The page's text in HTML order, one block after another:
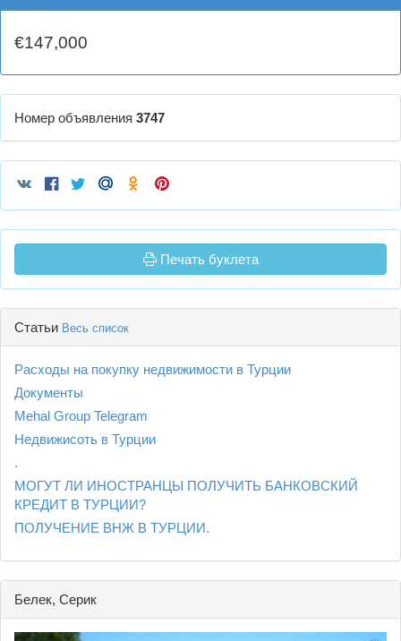
€147,000
Номер объявления 3747
Печать буклета
Статьи Весь список
Расходы на покупку недвижимости в Турции
Документы
Mehal Group Telegram
Недвижисоть в Турции
.
МОГУТ ЛИ ИНОСТРАНЦЫ ПОЛУЧИТЬ БАНКОВСКИЙ
КРЕДИТ В ТУРЦИИ?
ПОЛУЧЕНИЕ ВНЖ В ТУРЦИИ.
Белек, Серик